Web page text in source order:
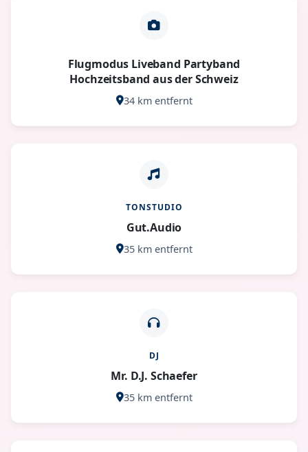
Flugmodus Liveband Partyband
Hochzeitsband aus der Schweiz
34 km entfernt
TONSTUDIO
Gut.Audio
35 km entfernt
DJ
Mr. D.J. Schaefer
35 km entfernt